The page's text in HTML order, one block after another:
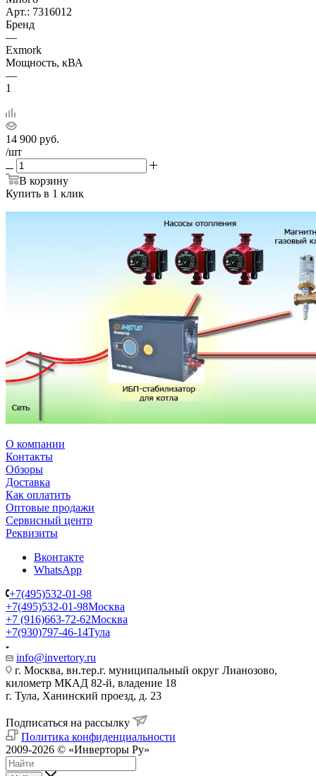
Арт.: 7316012
Бренд
—
Exmork
Мощность, кВА
—
1
14 900 руб.
/шт
В корзину
Купить в 1 клик
О компании
Контакты
Обзоры
Доставка
Как оплатить
Оптовые продажи
Сервисный центр
Реквизиты
Вконтакте
WhatsApp
+7(495)532-01-98
+7(495)532-01-98Москва
+7 (916)663-72-62Москва
+7(930)797-46-14Тула
info@invertory.ru
г. Москва, вн.тер.г. муниципальный округ Лианозово,
километр МКАД 82-й, владение 18
г. Тула, Ханинский проезд, д. 23
Подписаться на рассылку
Политика конфиденциальности
2009-2026 © «Инверторы Ру»